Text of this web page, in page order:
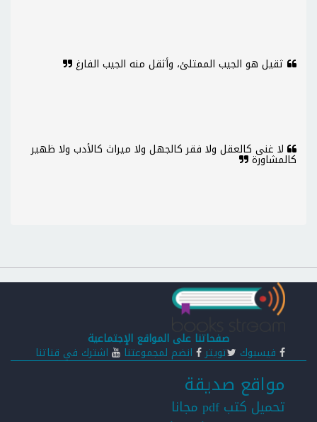
ثقيل هو الجيب الممتلئ، وأثقل منه الجيب الفارغ
لا غنى كالعقل ولا فقر كالجهل ولا ميراث كالأدب ولا ظهير
كالمشاورة
صفحاتنا على المواقع الإجتماعية
فيسبوك تويتر انضم لمجموعتنا اشترك في قناتنا
مواقع صديقة
تحميل كتب pdf مجانا